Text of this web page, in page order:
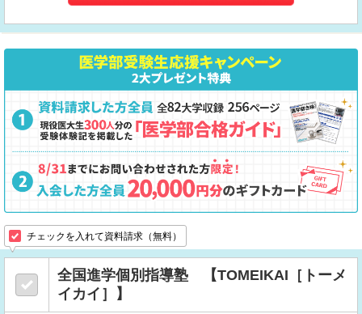
チェックを入れて資料請求（無料）
全国進学個別指導塾 【TOMEIKAI［トーメ
イカイ］】